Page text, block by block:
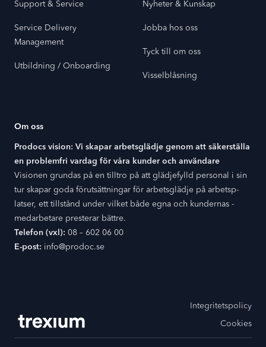
Support & Service
Service Delivery
Management
Utbildning / Onboarding
Nyheter & Kunskap
Jobba hos oss
Tyck till om oss
Visselblåsning
Om oss
Prodocs vision: Vi skapar arbetsglädje genom att säkerställa
en problemfri vardag för våra kunder och användare
Visionen grundas på en tilltro på att glädjefylld personal i sin
tur skapar goda förutsättningar för arbetsglädje på arbetsp­
latser, ett tillstånd under vilket både egna och kundernas ­
medarbetare presterar bättre.
Telefon (vxl): 08 – 602 06 00
E-post: info@prodoc.se
Integritetspolicy
Cookies